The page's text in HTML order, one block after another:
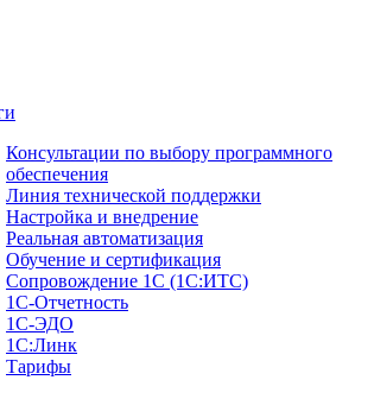
Консультации по выбору программного
обеспечения
Линия технической поддержки
Настройка и внедрение
Реальная автоматизация
Обучение и сертификация
Сопровождение 1С (1С:ИТС)
1С-Отчетность
1С-ЭДО
1С:Линк
Тарифы